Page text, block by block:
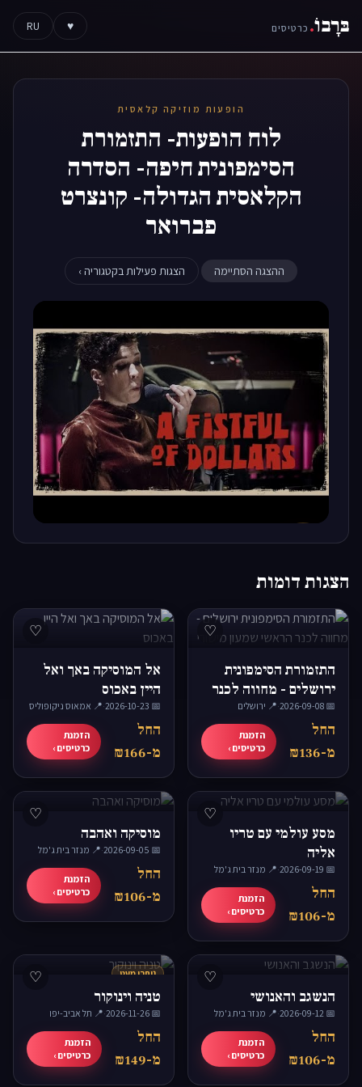
בּרָבוֹ. כרטיסים ♥
RU
הופעות מוזיקה קלאסית
לוח הופעות- התזמורת
הסימפונית חיפה- הסדרה
הקלאסית הגדולה- קונצרט
פברואר
ההצגה הסתיימה הצגות פעילות בקטגוריה ›
▶
הצגות דומות
♡
התזמורת הסימפונית
ירושלים - מחווה לכנר
הראשי שמעון מישורי
📅 2026-09-08
·📍 ירושלים
החל
מ-₪136
הזמנת
כרטיסים ›
♡
אל המוסיקה באך ואל
היין באכוס
📅 2026-10-23
·📍 אמאוס ניקופוליס
החל
מ-₪166
הזמנת
כרטיסים ›
♡
מסע עולמי עם טריו
אליה
📅 2026-09-19
·📍 מנזר בית ג'מל
החל
מ-₪106
הזמנת
כרטיסים ›
♡
מוסיקה ואהבה
📅 2026-09-05
·📍 מנזר בית ג'מל
החל
מ-₪106
הזמנת
כרטיסים ›
♡
הנשגב והאנושי
📅 2026-09-12
·📍 מנזר בית ג'מל
החל
מ-₪106
הזמנת
כרטיסים ›
♡ נותרו מעט
טניה וינוקור
📅 2026-11-26
·📍 תל אביב-יפו
החל
מ-₪149
הזמנת
כרטיסים ›